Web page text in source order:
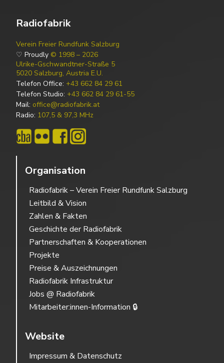
Radiofabrik
Verein Freier Rundfunk Salzburg
♡ Proudly © 1998 – 2026
Ulrike-Gschwandtner-Straße 5
5020 Salzburg, Austria E.U.
Telefon Office: +43 662 84 29 61
Telefon Studio: +43 662 84 29 61-55
Mail: office@radiofabrik.at
Radio: 107,5 & 97,3 MHz
Organisation
Radiofabrik – Verein Freier Rundfunk Salzburg
Leitbild & Vision
Zahlen & Fakten
Geschichte der Radiofabrik
Partnerschaften & Kooperationen
Projekte
Preise & Auszeichnungen
Radiofabrik Infrastruktur
Jobs @ Radiofabrik
Mitarbeiter:innen-Information 🔒
Website
Impressum & Datenschutz